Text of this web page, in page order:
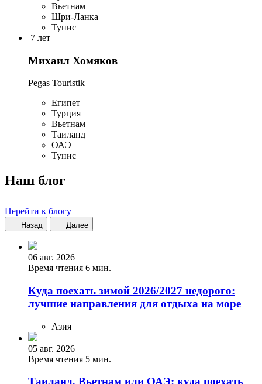
Вьетнам
Шри-Ланка
Тунис
7 лет
Михаил Хомяков
Pegas Touristik
Египет
Турция
Вьетнам
Таиланд
ОАЭ
Тунис
Наш блог
Перейти к блогу
Назад Далее
06 авг. 2026
Время чтения 6 мин.
Куда поехать зимой 2026/2027 недорого:
лучшие направления для отдыха на море
Азия
05 авг. 2026
Время чтения 5 мин.